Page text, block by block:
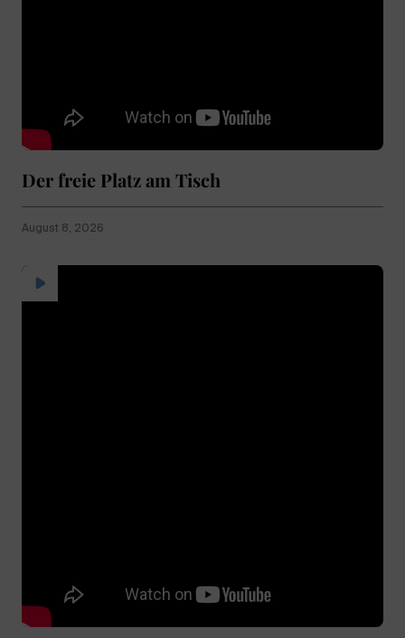
Der freie Platz am Tisch
August 8, 2026